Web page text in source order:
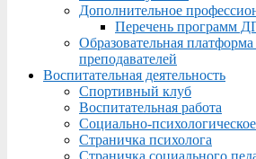
Дополнительное
Перечень программ
Образовательная
преподавателей
Воспитательная деятельность
Спортивный клуб
Воспитательная работа
Социально-
Страничка психолога
Страничка социального